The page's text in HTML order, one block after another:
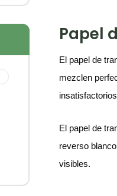
Papel
El papel de
mezclen
El papel de
reverso
visibles.